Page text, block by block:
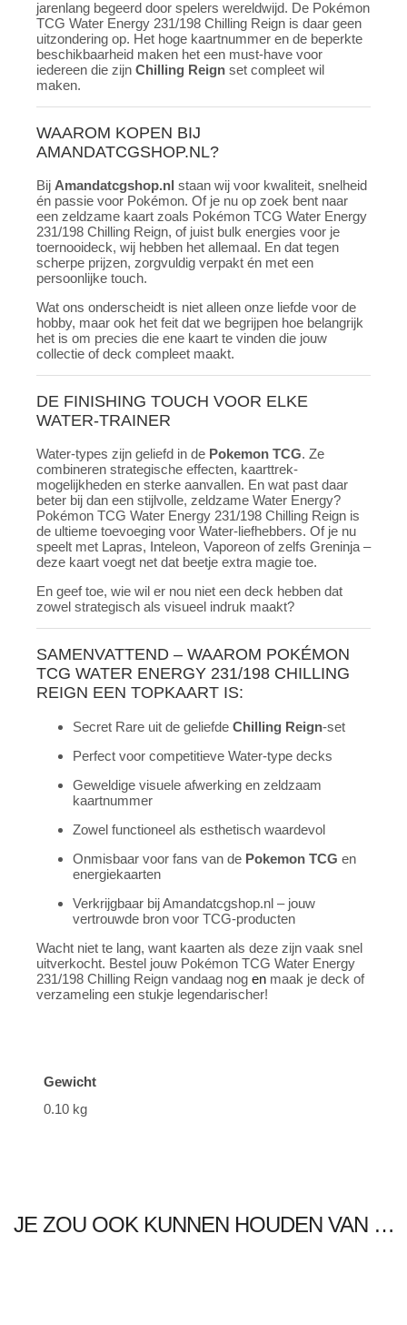
jarenlang begeerd door spelers wereldwijd. De Pokémon
TCG Water Energy 231/198 Chilling Reign is daar geen
uitzondering op. Het hoge kaartnummer en de beperkte
beschikbaarheid maken het een must-have voor
iedereen die zijn Chilling Reign set compleet wil
maken.
WAAROM KOPEN BIJ
AMANDATCGSHOP.NL?
Bij Amandatcgshop.nl staan wij voor kwaliteit, snelheid
én passie voor Pokémon. Of je nu op zoek bent naar
een zeldzame kaart zoals Pokémon TCG Water Energy
231/198 Chilling Reign, of juist bulk energies voor je
toernooideck, wij hebben het allemaal. En dat tegen
scherpe prijzen, zorgvuldig verpakt én met een
persoonlijke touch.
Wat ons onderscheidt is niet alleen onze liefde voor de
hobby, maar ook het feit dat we begrijpen hoe belangrijk
het is om precies die ene kaart te vinden die jouw
collectie of deck compleet maakt.
DE FINISHING TOUCH VOOR ELKE
WATER-TRAINER
Water-types zijn geliefd in de Pokemon TCG. Ze
combineren strategische effecten, kaarttrek-
mogelijkheden en sterke aanvallen. En wat past daar
beter bij dan een stijlvolle, zeldzame Water Energy?
Pokémon TCG Water Energy 231/198 Chilling Reign is
de ultieme toevoeging voor Water-liefhebbers. Of je nu
speelt met Lapras, Inteleon, Vaporeon of zelfs Greninja –
deze kaart voegt net dat beetje extra magie toe.
En geef toe, wie wil er nou niet een deck hebben dat
zowel strategisch als visueel indruk maakt?
SAMENVATTEND – WAAROM POKÉMON
TCG WATER ENERGY 231/198 CHILLING
REIGN EEN TOPKAART IS:
Secret Rare uit de geliefde Chilling Reign-set
Perfect voor competitieve Water-type decks
Geweldige visuele afwerking en zeldzaam
kaartnummer
Zowel functioneel als esthetisch waardevol
Onmisbaar voor fans van de Pokemon TCG en
energiekaarten
Verkrijgbaar bij Amandatcgshop.nl – jouw
vertrouwde bron voor TCG-producten
Wacht niet te lang, want kaarten als deze zijn vaak snel
uitverkocht. Bestel jouw Pokémon TCG Water Energy
231/198 Chilling Reign vandaag nog en maak je deck of
verzameling een stukje legendarischer!
Gewicht
0.10 kg
JE ZOU OOK KUNNEN HOUDEN VAN …